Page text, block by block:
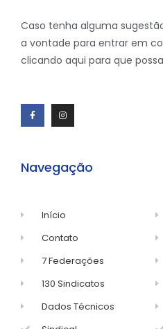
Caso tenha alguma
a vontade para entrar em
clicando aqui para que
Navegação
Início
Contato
7 Federações
130 Sindicatos
Dados Técnicos